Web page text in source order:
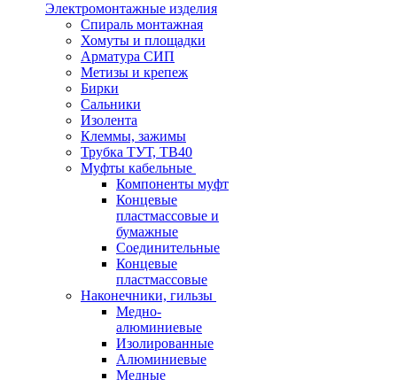
Электромонтажные изделия
Спираль монтажная
Хомуты и площадки
Арматура СИП
Метизы и крепеж
Бирки
Сальники
Изолента
Клеммы, зажимы
Трубка ТУТ, ТВ40
Муфты кабельные
Компоненты муфт
Концевые
пластмассовые и
бумажные
Соединительные
Концевые
пластмассовые
Наконечники, гильзы
Медно-
алюминиевые
Изолированные
Алюминиевые
Медные